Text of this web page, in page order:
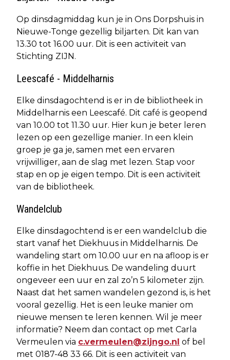
Op dinsdagmiddag kun je in Ons Dorpshuis in
Nieuwe-Tonge gezellig biljarten. Dit kan van
13.30 tot 16.00 uur. Dit is een activiteit van
Stichting ZIJN.
Leescafé - Middelharnis
Elke dinsdagochtend is er in de bibliotheek in
Middelharnis een Leescafé. Dit café is geopend
van 10.00 tot 11.30 uur. Hier kun je beter leren
lezen op een gezellige manier. In een klein
groep je ga je, samen met een ervaren
vrijwilliger, aan de slag met lezen. Stap voor
stap en op je eigen tempo. Dit is een activiteit
van de bibliotheek.
Wandelclub
Elke dinsdagochtend is er een wandelclub die
start vanaf het Diekhuus in Middelharnis. De
wandeling start om 10.00 uur en na afloop is er
koffie in het Diekhuus. De wandeling duurt
ongeveer een uur en zal zo’n 5 kilometer zijn.
Naast dat het samen wandelen gezond is, is het
vooral gezellig. Het is een leuke manier om
nieuwe mensen te leren kennen. Wil je meer
informatie? Neem dan contact op met Carla
Vermeulen via c.vermeulen@zijngo.nl of bel
met 0187-48 33 66. Dit is een activiteit van